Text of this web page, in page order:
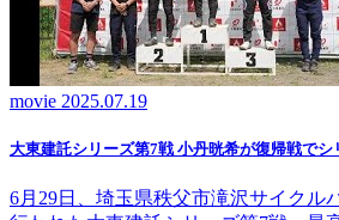
movie 2025.07.19
大東建託シリーズ第7戦 ⼩丹晄希が復帰戦でシ
6月29日、埼玉県秩父市滝沢サイクル